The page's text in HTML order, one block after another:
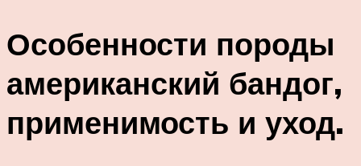
Особенности породы
американский бандог,
применимость и уход.